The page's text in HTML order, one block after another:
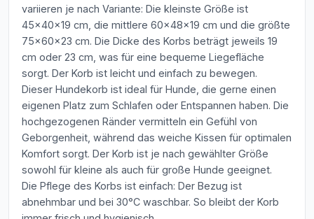
variieren je nach Variante: Die kleinste Größe ist
45x40x19 cm, die mittlere 60x48x19 cm und die größte
75x60x23 cm. Die Dicke des Korbs beträgt jeweils 19
cm oder 23 cm, was für eine bequeme Liegefläche
sorgt. Der Korb ist leicht und einfach zu bewegen.
Dieser Hundekorb ist ideal für Hunde, die gerne einen
eigenen Platz zum Schlafen oder Entspannen haben. Die
hochgezogenen Ränder vermitteln ein Gefühl von
Geborgenheit, während das weiche Kissen für optimalen
Komfort sorgt. Der Korb ist je nach gewählter Größe
sowohl für kleine als auch für große Hunde geeignet.
Die Pflege des Korbs ist einfach: Der Bezug ist
abnehmbar und bei 30°C waschbar. So bleibt der Korb